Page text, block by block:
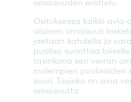
omaisuuden erottelu.
Osituksessa kaikki avio-
alainen omaisuus
jaetaan kahdella ja
puoliso suorittaa
tasinkona sen verran
molempien puolisoiden
suuri. Tasinko on aina
omaisuutta.